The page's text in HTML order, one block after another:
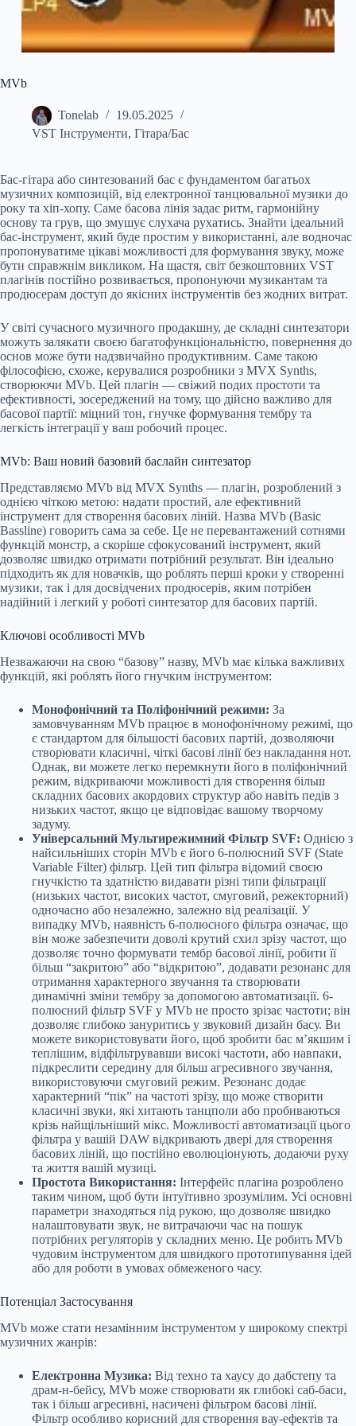
MVb
Tonelab
19.05.2025
VST Інструменти, Гітара/Бас
Бас-гітара або синтезований бас є фундаментом багатьох
музичних композицій, від електронної танцювальної музики до
року та хіп-хопу. Саме басова лінія задає ритм, гармонійну
основу та грув, що змушує слухача рухатись. Знайти ідеальний
бас-інструмент, який буде простим у використанні, але водночас
пропонуватиме цікаві можливості для формування звуку, може
бути справжнім викликом. На щастя, світ безкоштовних VST
плагінів постійно розвивається, пропонуючи музикантам та
продюсерам доступ до якісних інструментів без жодних витрат.
У світі сучасного музичного продакшну, де складні синтезатори
можуть залякати своєю багатофункціональністю, повернення до
основ може бути надзвичайно продуктивним. Саме такою
філософією, схоже, керувалися розробники з MVX Synths,
створюючи MVb. Цей плагін — свіжий подих простоти та
ефективності, зосереджений на тому, що дійсно важливо для
басової партії: міцний тон, гнучке формування тембру та
легкість інтеграції у ваш робочий процес.
MVb: Ваш новий базовий баслайн синтезатор
Представляємо MVb від MVX Synths — плагін, розроблений з
однією чіткою метою: надати простий, але ефективний
інструмент для створення басових ліній. Назва MVb (Basic
Bassline) говорить сама за себе. Це не перевантажений сотнями
функцій монстр, а скоріше сфокусований інструмент, який
дозволяє швидко отримати потрібний результат. Він ідеально
підходить як для новачків, що роблять перші кроки у створенні
музики, так і для досвідчених продюсерів, яким потрібен
надійний і легкий у роботі синтезатор для басових партій.
Ключові особливості MVb
Незважаючи на свою “базову” назву, MVb має кілька важливих
функцій, які роблять його гнучким інструментом:
Монофонічний та Поліфонічний режими: За
замовчуванням MVb працює в монофонічному режимі, що
є стандартом для більшості басових партій, дозволяючи
створювати класичні, чіткі басові лінії без накладання нот.
Однак, ви можете легко перемкнути його в поліфонічний
режим, відкриваючи можливості для створення більш
складних басових акордових структур або навіть педів з
низьких частот, якщо це відповідає вашому творчому
задуму.
Універсальний Мультирежимний Фільтр SVF: Однією з
найсильніших сторін MVb є його 6-полюсний SVF (State
Variable Filter) фільтр. Цей тип фільтра відомий своєю
гнучкістю та здатністю видавати різні типи фільтрації
(низьких частот, високих частот, смуговий, режекторний)
одночасно або незалежно, залежно від реалізації. У
випадку MVb, наявність 6-полюсного фільтра означає, що
він може забезпечити доволі крутий схил зрізу частот, що
дозволяє точно формувати тембр басової лінії, робити її
більш “закритою” або “відкритою”, додавати резонанс для
отримання характерного звучання та створювати
динамічні зміни тембру за допомогою автоматизації. 6-
полюсний фільтр SVF у MVb не просто зрізає частоти; він
дозволяє глибоко зануритись у звуковий дизайн басу. Ви
можете використовувати його, щоб зробити бас м’якшим і
теплішим, відфільтрувавши високі частоти, або навпаки,
підкреслити середину для більш агресивного звучання,
використовуючи смуговий режим. Резонанс додає
характерний “пік” на частоті зрізу, що може створити
класичні звуки, які хитають танцполи або пробиваються
крізь найщільніший мікс. Можливості автоматизації цього
фільтра у вашій DAW відкривають двері для створення
басових ліній, що постійно еволюціонують, додаючи руху
та життя вашій музиці.
Простота Використання: Інтерфейс плагіна розроблено
таким чином, щоб бути інтуїтивно зрозумілим. Усі основні
параметри знаходяться під рукою, що дозволяє швидко
налаштовувати звук, не витрачаючи час на пошук
потрібних регуляторів у складних меню. Це робить MVb
чудовим інструментом для швидкого прототипування ідей
або для роботи в умовах обмеженого часу.
Потенціал Застосування
MVb може стати незамінним інструментом у широкому спектрі
музичних жанрів:
Електронна Музика: Від техно та хаусу до дабстепу та
драм-н-бейсу, MVb може створювати як глибокі саб-баси,
так і більш агресивні, насичені фільтром басові лінії.
Фільтр особливо корисний для створення вау-ефектів та